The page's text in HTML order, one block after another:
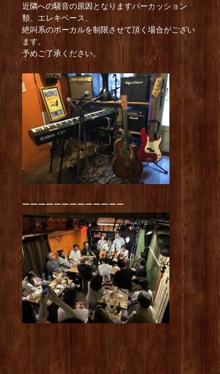
近隣への騒音の原因となりますパーカッション
類、エレキベース、
絶叫系のボーカルを制限させて頂く場合がござい
ます。
予めご了承ください。
ーーーーーーーーーーーーー